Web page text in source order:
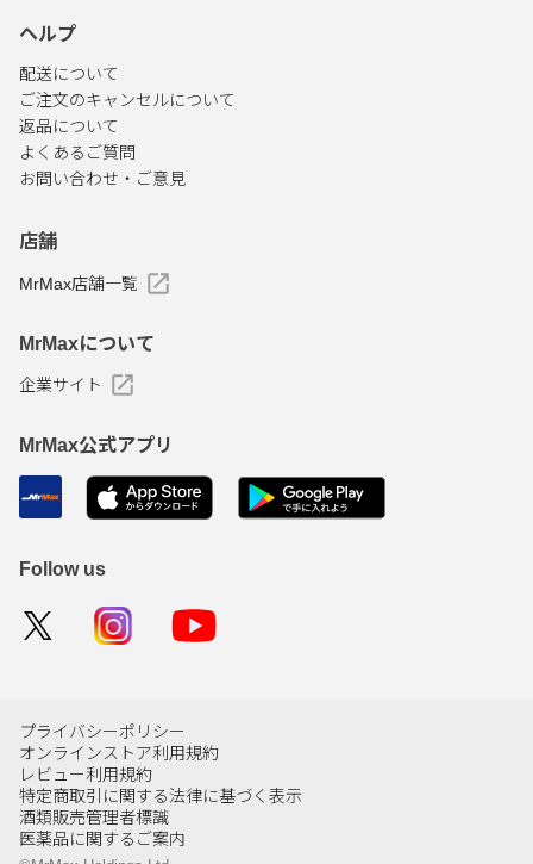
ヘルプ
配送について
ご注文のキャンセルについて
返品について
よくあるご質問
お問い合わせ・ご意見
店舗
MrMax店舗一覧
MrMaxについて
企業サイト
MrMax公式アプリ
Follow us
プライバシーポリシー
オンラインストア利用規約
レビュー利用規約
特定商取引に関する法律に基づく表示
酒類販売管理者標識
医薬品に関するご案内